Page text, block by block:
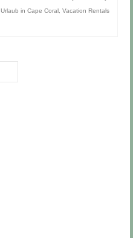
Urlaub in Cape Coral Vacation Rentals